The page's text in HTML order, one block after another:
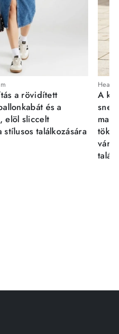
a rövidített
és a
elöl sliccelt
találkozására
A